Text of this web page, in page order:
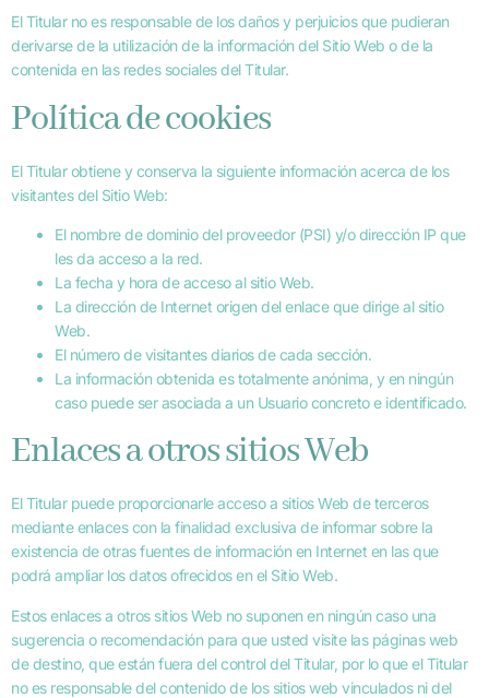
El Titular no es responsable de los daños y perjuicios que pudieran
derivarse de la utilización de la información del Sitio Web o de la
contenida en las redes sociales del Titular.
Política de cookies
El Titular obtiene y conserva la siguiente información acerca de los
visitantes del Sitio Web:
El nombre de dominio del proveedor (PSI) y/o dirección IP que
les da acceso a la red.
La fecha y hora de acceso al sitio Web.
La dirección de Internet origen del enlace que dirige al sitio
Web.
El número de visitantes diarios de cada sección.
La información obtenida es totalmente anónima, y en ningún
caso puede ser asociada a un Usuario concreto e identificado.
Enlaces a otros sitios Web
El Titular puede proporcionarle acceso a sitios Web de terceros
mediante enlaces con la finalidad exclusiva de informar sobre la
existencia de otras fuentes de información en Internet en las que
podrá ampliar los datos ofrecidos en el Sitio Web.
Estos enlaces a otros sitios Web no suponen en ningún caso una
sugerencia o recomendación para que usted visite las páginas web
de destino, que están fuera del control del Titular, por lo que el Titular
no es responsable del contenido de los sitios web vinculados ni del